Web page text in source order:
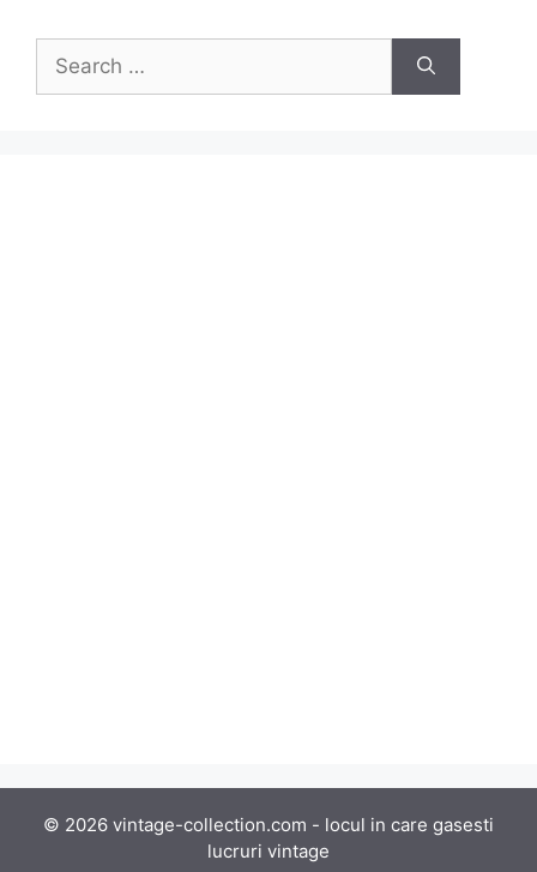
for:
© 2026 vintage-collection.com - locul in care gasesti
lucruri vintage